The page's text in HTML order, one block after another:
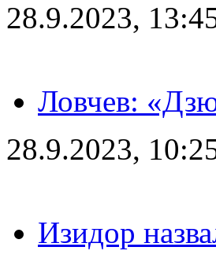
28.9.2023,
Ловчев:
28.9.2023,
Изидор